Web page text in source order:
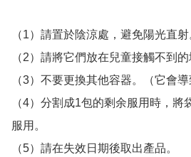
（1）請置於陰涼處，避免陽光直射
（2）請將它們放在兒童接觸不到的
（3）不要更換其他容器。（它會
（4）分割成1包的剩余服用時，將
服用。
（5）請在失效日期後取出產品。